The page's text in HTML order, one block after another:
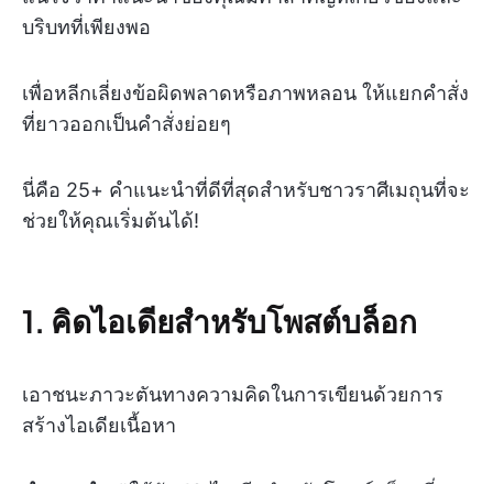
บริบทที่เพียงพอ
เพื่อหลีกเลี่ยงข้อผิดพลาดหรือภาพหลอน ให้แยกคำสั่ง
ที่ยาวออกเป็นคำสั่งย่อยๆ
นี่คือ 25+ คำแนะนำที่ดีที่สุดสำหรับชาวราศีเมถุนที่จะ
ช่วยให้คุณเริ่มต้นได้!
1. คิดไอเดียสำหรับโพสต์บล็อก
เอาชนะภาวะตันทางความคิดในการเขียนด้วยการ
สร้างไอเดียเนื้อหา